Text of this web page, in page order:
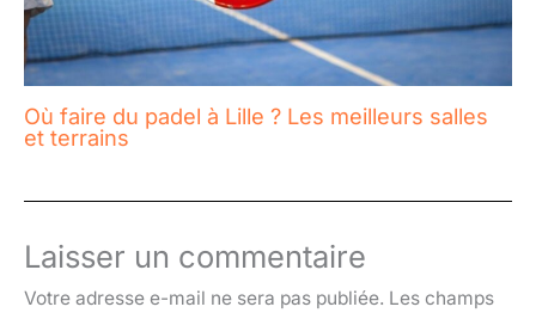
Où faire du padel à Lille ? Les meilleurs salles
et terrains
Laisser un commentaire
Votre adresse e-mail ne sera pas publiée. Les champs